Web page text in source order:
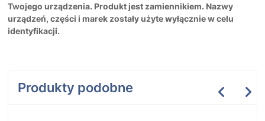
Twojego urządzenia. Produkt jest zamiennikiem. Nazwy
urządzeń, części i marek zostały użyte wyłącznie w celu
identyfikacji.
Produkty podobne